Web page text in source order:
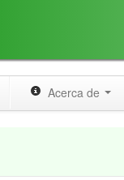
Acerca de